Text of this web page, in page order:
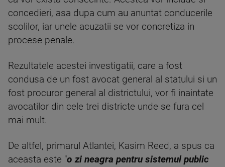
concedieri, asa dupa cum au anuntat conducerile
scolilor, iar unele acuzatii se vor concretiza in
procese penale.
Rezultatele acestei investigatii, care a fost
condusa de un fost avocat general al statului si un
fost procuror general al districtului, vor fi inaintate
avocatilor din cele trei districte unde se fura cel
mai mult.
De altfel, primarul Atlantei, Kasim Reed, a spus ca
aceasta este "o zi neagra pentru sistemul public